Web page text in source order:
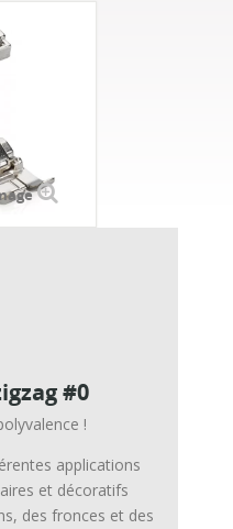
#0
!
applications
et décoratifs
des fronces et des